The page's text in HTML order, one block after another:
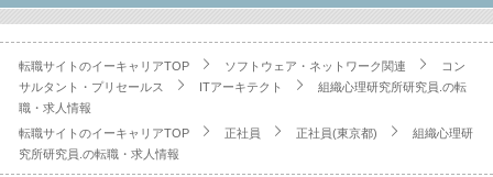
転職サイトのイーキャリアTOP ソフトウェア・ネットワーク関連
コン
サルタント・プリセールス
ITアーキテクト
組織心理研究所研究員.の転
職・求人情報
転職サイトのイーキャリアTOP
正社員 正社員(東京都)
組織心理研
究所研究員.の転職・求人情報